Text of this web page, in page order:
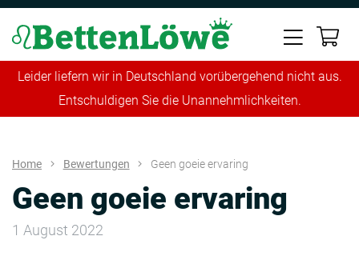
Leider liefern wir in Deutschland vorübergehend nicht aus.
Entschuldigen Sie die Unannehmlichkeiten.
Home Bewertungen Geen goeie ervaring
Geen goeie ervaring
1 August 2022